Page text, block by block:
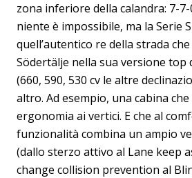
zona inferiore della calandra: 7-
niente è impossibile, ma la Serie
quell’autentico re della strada che
Södertälje nella sua versione top
(660, 590, 530 cv le altre
altro. Ad esempio, una cabina
ergonomia ai vertici. E che al
funzionalità combina un ampio
(dallo sterzo attivo al Lane keep
change collision prevention al